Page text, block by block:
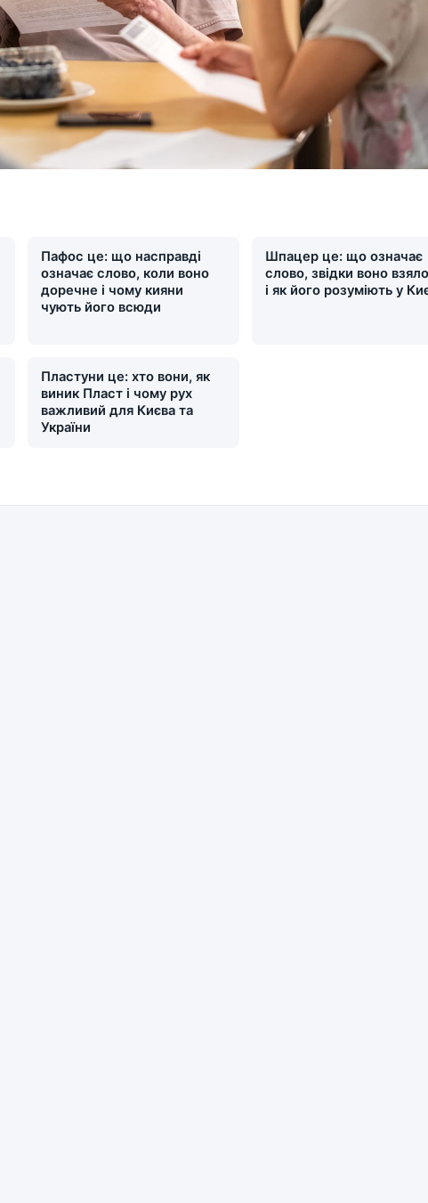
Пафос це: що насправді
означає слово, коли воно
доречне і чому кияни
чують його всюди
Шпацер це: що означає
слово, звідки воно
і як його розуміють у
Пластуни це: хто вони, як
виник Пласт і чому рух
важливий для Києва та
України